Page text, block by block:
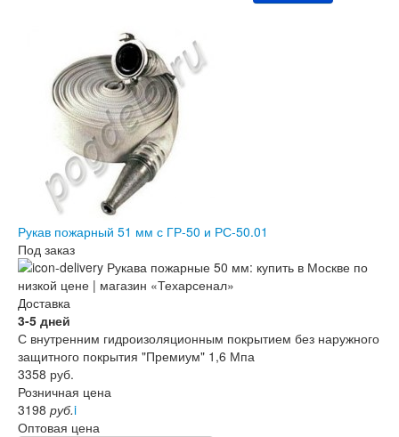
Рукав пожарный 51 мм с ГР-50 и РС-50.01
Под заказ
Доставка
3-5 дней
С внутренним гидроизоляционным покрытием без наружного
защитного покрытия "Премиум" 1,6 Мпа
3358 руб.
Розничная цена
3198 руб.i
Оптовая цена